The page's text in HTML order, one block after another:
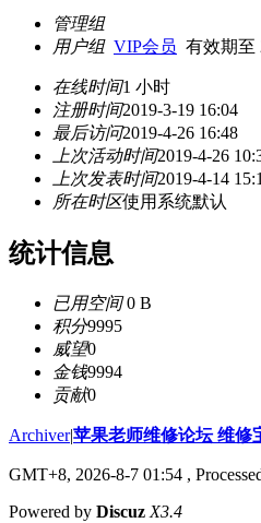
管理组
用户组 VIP会员 有效期至
在线时间1 小时
注册时间2019-3-19 16:04
最后访问2019-4-26 16:48
上次活动时间2019-4-26
上次发表时间2019-4-14
所在时区使用系统默认
统计信息
已用空间0 B
积分9995
威望0
金钱9994
贡献0
Archiver|苹果老师维修论坛 维修
GMT+8, 2026-8-7 01:54 ,
Powered by Discuz X3.4